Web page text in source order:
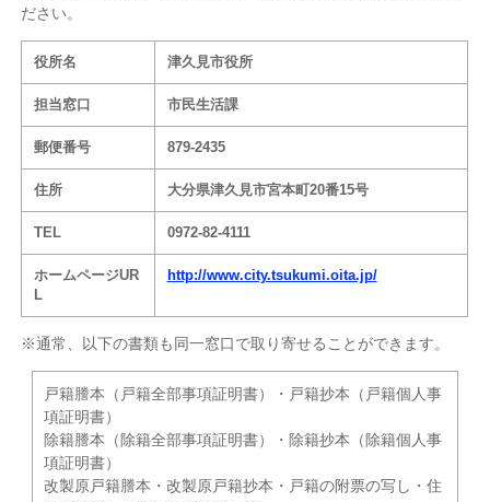
ださい。
役所名 津久見市役所
担当窓口 市民生活課
郵便番号 879-2435
住所 大分県津久見市宮本町20番15号
TEL 0972-82-4111
ホームページUR
L
http://www.city.tsukumi.oita.jp/
※通常、以下の書類も同一窓口で取り寄せることができます。
戸籍謄本（戸籍全部事項証明書）・戸籍抄本（戸籍個人事
項証明書）
除籍謄本（除籍全部事項証明書）・除籍抄本（除籍個人事
項証明書）
改製原戸籍謄本・改製原戸籍抄本・戸籍の附票の写し・住